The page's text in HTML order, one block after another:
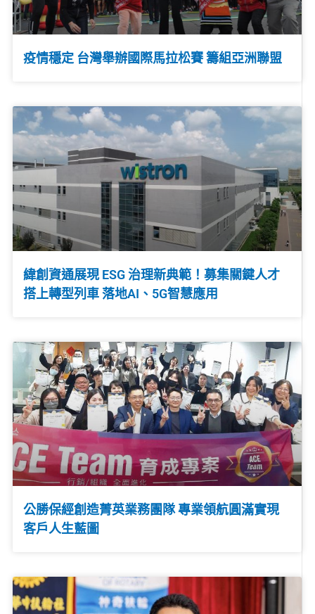
疫情穩定 台灣舉辦國際馬拉松賽 籌組亞洲聯盟
緯創資通展現 ESG 治理新典範！募集關鍵人才
搭上轉型列車 落地AI、5G智慧應用
公勝保經創造菁英業務團隊 專業領航圓滿實現
客戶人生藍圖